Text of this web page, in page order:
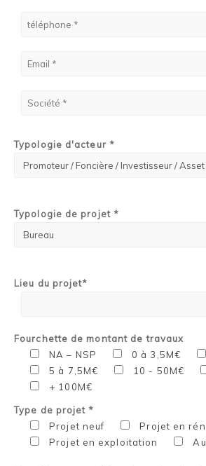
Typologie d'acteur *
Typologie de projet *
Lieu du projet*
Fourchette de montant de travaux
NA – NSP
0 à 3,5M€
5 à 7,5M€
10 - 50M€
+ 100M€
Type de projet *
Projet neuf
Projet en
Projet en exploitation